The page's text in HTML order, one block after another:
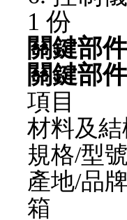
1 份
關鍵部
關鍵部
項目
材料及
規格/型
產地/品
箱